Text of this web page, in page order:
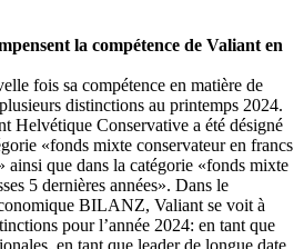
la compétence de Valiant en
fois sa compétence en matière de
distinctions au printemps 2024.
Helvétique Conservative a été désigné
«fonds mixte conservateur en francs
ainsi que dans la catégorie «fonds mixte
5 dernières années». Dans le
BILANZ, Valiant se voit à
pour l’année 2024: en tant que
en tant que leader de longue date